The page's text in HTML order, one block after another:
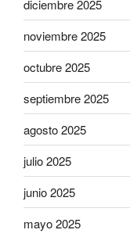
diciembre 2025
noviembre 2025
octubre 2025
septiembre 2025
agosto 2025
julio 2025
junio 2025
mayo 2025